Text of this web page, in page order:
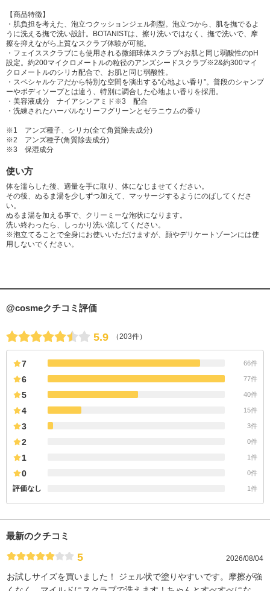
【商品特徴】
・肌負担を考えた、泡立つクッションジェル剤型。泡立つから、肌を撫でるよ
うに洗える撫で洗い設計。BOTANISTは、擦り洗いではなく、撫で洗いで、摩
擦を抑えながら上質なスクラブ体験が可能。
・フェイススクラブにも使用される微細球体スクラブ×お肌と同じ弱酸性のpH
設定。約200マイクロメートルの粒径のアンズシードスクラブ※2&約300マイ
クロメートルのシリカ配合で、お肌と同じ弱酸性。
・スペシャルケアだから特別な空間を演出する“心地よい香り”。普段のシャンプ
ーやボディソープとは違う、特別に調合した心地よい香りを採用。
・美容液成分 ナイアシンアミド※3 配合
・洗練されたハーバルなリーフグリーンとゼラニウムの香り
※1 アンズ種子、シリカ(全て角質除去成分)
※2 アンズ種子(角質除去成分)
※3 保湿成分
使い方
体を濡らした後、適量を手に取り、体になじませてください。
その後、ぬるま湯を少しずつ加えて、マッサージするようにのばしてくださ
い。
ぬるま湯を加える事で、クリーミーな泡状になります。
洗い終わったら、しっかり洗い流してください。
※泡立てることで全身にお使いいただけますが、顔やデリケートゾーンには使
用しないでください。
@cosmeクチコミ評価
5.9 （203件）
7 66件
6 77件
5 40件
4 15件
3 3件
2 0件
1 1件
0 0件
評価なし 1件
最新のクチコミ
5 2026/08/04
お試しサイズを買いました！ ジェル状で塗りやすいです。摩擦が強